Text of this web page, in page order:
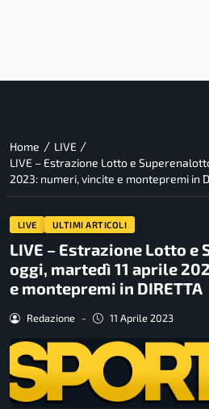
Home / LIVE /
LIVE – Estrazione Lotto e
2023: numeri, vincite e montepremi in
LIVE ULTIMI ARTICOLI
LIVE – Estrazione Lotto e
oggi, martedì 11 aprile
e montepremi in DIRETTA
Redazione - 11 Aprile 2023